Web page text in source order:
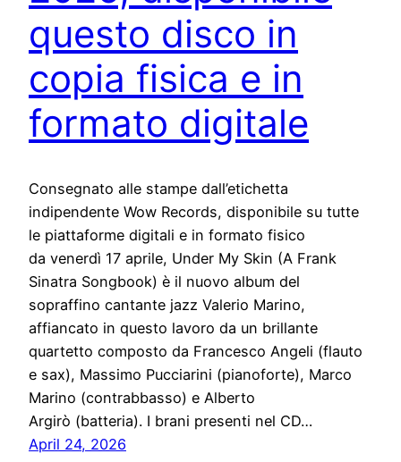
questo disco in
copia fisica e in
formato digitale
Consegnato alle stampe dall’etichetta
indipendente Wow Records, disponibile su tutte
le piattaforme digitali e in formato fisico
da venerdì 17 aprile, Under My Skin (A Frank
Sinatra Songbook) è il nuovo album del
sopraffino cantante jazz Valerio Marino,
affiancato in questo lavoro da un brillante
quartetto composto da Francesco Angeli (flauto
e sax), Massimo Pucciarini (pianoforte), Marco
Marino (contrabbasso) e Alberto
Argirò (batteria). I brani presenti nel CD…
April 24, 2026